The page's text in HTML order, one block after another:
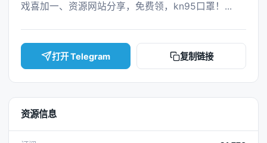
戏喜加一、资源网站分享，免费领，kn95口罩！...
打开 Telegram 复制链接
资源信息